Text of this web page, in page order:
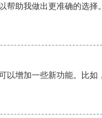
帮助我做出更准确的选择。
以增加一些新功能。比